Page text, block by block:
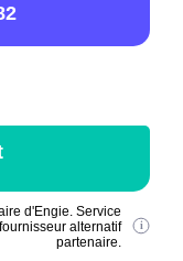
d'Engie. Service
alternatif
partenaire.